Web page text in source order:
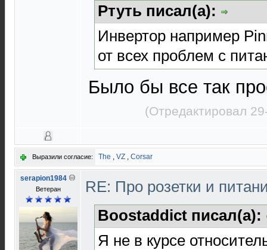
Ртуть писал(а):
Инвертор например
от всех проблем с
Было бы все так
(Отредактировал
Выразили согласие: The , VZ , Corsar
serapion1984
Ветеран
RE: Про розетки и
Boostaddict писал(а):
Я не в курсе